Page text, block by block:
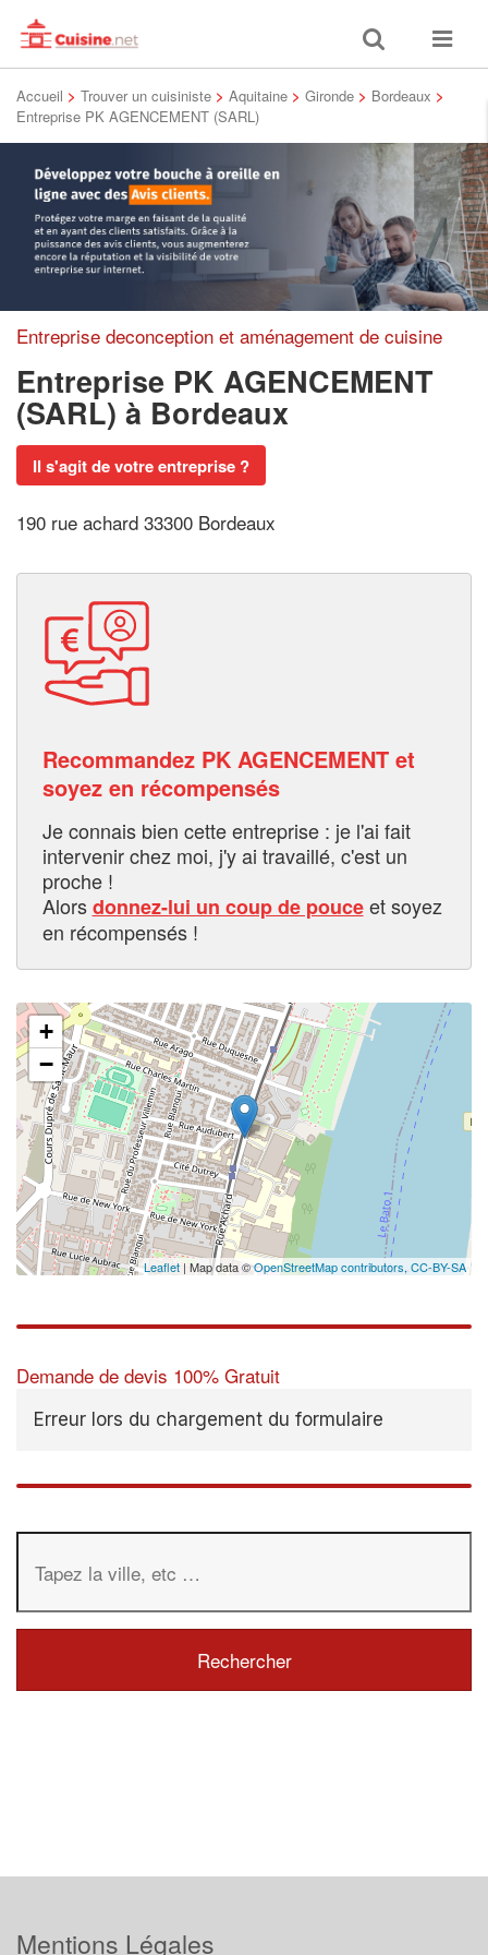
Toggle
search
Toggle
Accueil > Trouver un cuisiniste > Aquitaine > Gironde > Bordeaux >
Entreprise PK AGENCEMENT (SARL)
Entreprise deconception et aménagement de cuisine
Entreprise PK AGENCEMENT
(SARL) à Bordeaux
Il s'agit de votre entreprise ?
190 rue achard 33300 Bordeaux
Recommandez PK AGENCEMENT et
soyez en récompensés
Je connais bien cette entreprise : je l'ai fait
intervenir chez moi, j'y ai travaillé, c'est un
proche !
Alorsdonnez-lui un coup de pouceet soyez
en récompensés !
+
−
Leaflet| Map data ©OpenStreetMap contributors, CC-BY-SA
Demande de devis 100% Gratuit
Erreur lors du chargement du formulaire
Mentions Légales